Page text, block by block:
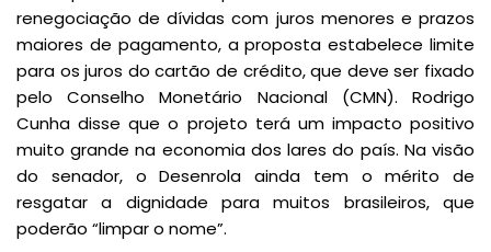
renegociação de dívidas com juros menores e prazos
maiores de pagamento, a proposta estabelece limite
para os juros do cartão de crédito, que deve ser fixado
pelo Conselho Monetário Nacional (CMN). Rodrigo
Cunha disse que o projeto terá um impacto positivo
muito grande na economia dos lares do país. Na visão
do senador, o Desenrola ainda tem o mérito de
resgatar a dignidade para muitos brasileiros, que
poderão “limpar o nome”.